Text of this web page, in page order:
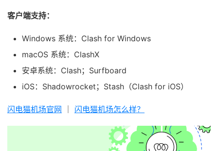
客户端支持：
Windows 系统：Clash for Windows
macOS 系统：ClashX
安卓系统：Clash；Surfboard
iOS：Shadowrocket；Stash（Clash for iOS）
闪电猫机场官网 闪电猫机场怎么样？